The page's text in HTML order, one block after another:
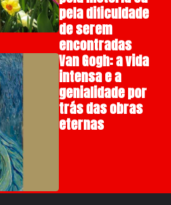
pela dificuldade
de serem
encontradas
Van Gogh: a vida
intensa e a
genialidade por
trás das obras
eternas